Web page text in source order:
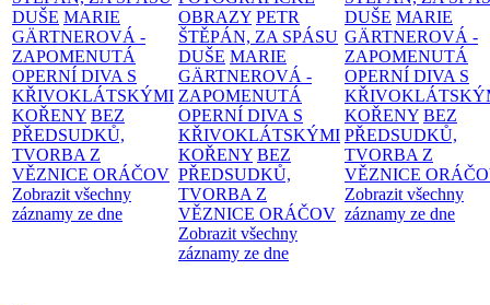
DUŠE MARIE
GÄRTNEROVÁ -
ZAPOMENUTÁ
OPERNÍ DIVA S
KŘIVOKLÁTSKÝMI
KOŘENY BEZ
PŘEDSUDKŮ,
TVORBA Z
VĚZNICE ORÁČOV
Zobrazit všechny
záznamy ze dne
OBRAZY PETR
ŠTĚPÁN, ZA SPÁSU
DUŠE MARIE
GÄRTNEROVÁ -
ZAPOMENUTÁ
OPERNÍ DIVA S
KŘIVOKLÁTSKÝMI
KOŘENY BEZ
PŘEDSUDKŮ,
TVORBA Z
VĚZNICE ORÁČOV
Zobrazit všechny
záznamy ze dne
DUŠE MARIE
GÄRTNEROVÁ -
ZAPOMENUTÁ
OPERNÍ DIVA S
KOŘENY BEZ
PŘEDSUDKŮ,
TVORBA Z
VĚZNICE
Zobrazit všechny
záznamy ze dne